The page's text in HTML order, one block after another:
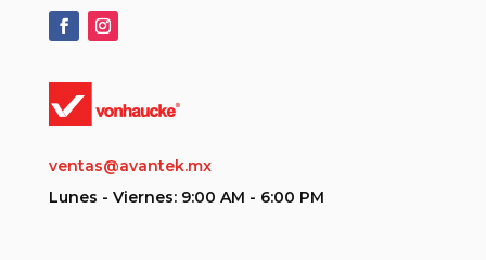
ventas@avantek.mx
Lunes - Viernes: 9:00 AM - 6:00 PM